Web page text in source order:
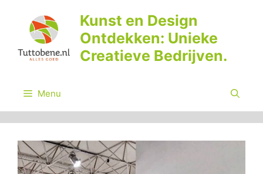
inhoud
Kunst en Design
Ontdekken: Unieke
Creatieve Bedrijven.
Menu